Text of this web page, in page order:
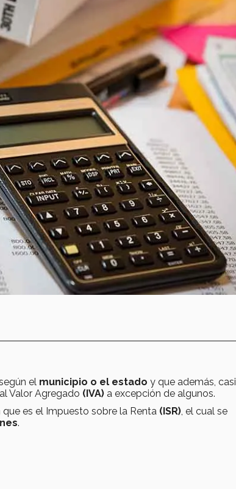
el municipio o el estado y que además, casi
Valor Agregado (IVA) a excepción de algunos.
que es el Impuesto sobre la Renta (ISR), el cual se
.